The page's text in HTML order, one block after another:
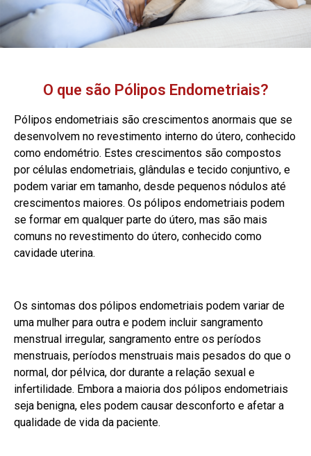
O que são Pólipos Endometriais?
Pólipos endometriais são crescimentos anormais que se
desenvolvem no revestimento interno do útero, conhecido
como endométrio. Estes crescimentos são compostos
por células endometriais, glândulas e tecido conjuntivo, e
podem variar em tamanho, desde pequenos nódulos até
crescimentos maiores. Os pólipos endometriais podem
se formar em qualquer parte do útero, mas são mais
comuns no revestimento do útero, conhecido como
cavidade uterina.
Os sintomas dos pólipos endometriais podem variar de
uma mulher para outra e podem incluir sangramento
menstrual irregular, sangramento entre os períodos
menstruais, períodos menstruais mais pesados ​​do que o
normal, dor pélvica, dor durante a relação sexual e
infertilidade. Embora a maioria dos pólipos endometriais
seja benigna, eles podem causar desconforto e afetar a
qualidade de vida da paciente.